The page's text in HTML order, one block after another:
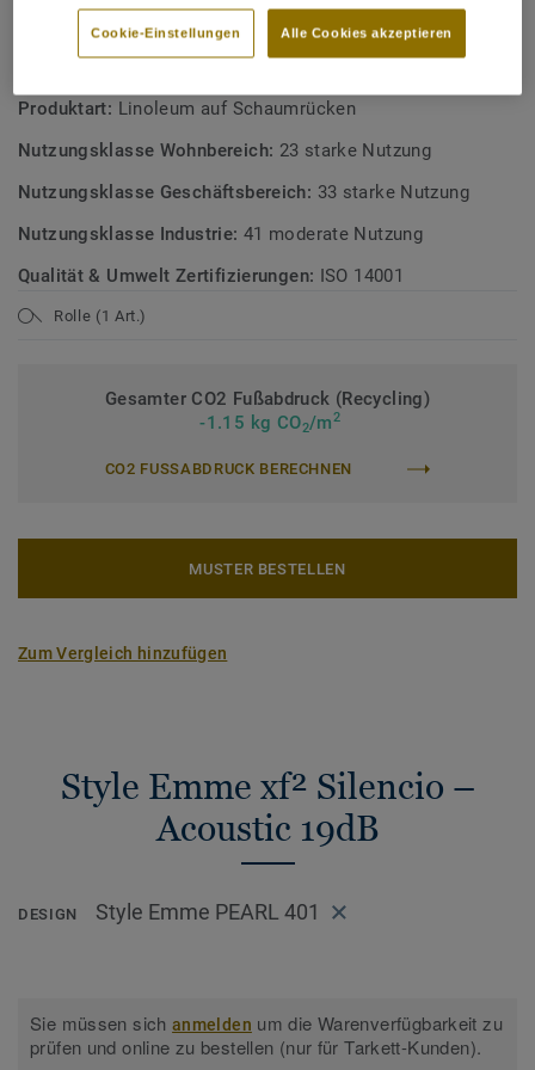
Österreichisches Umweltzeichen
Produktart: Linoleum auf Schaumrücken
Nutzungsklasse Wohnbereich: 23 starke Nutzung
Nutzungsklasse Geschäftsbereich: 33 starke Nutzung
Nutzungsklasse Industrie: 41 moderate Nutzung
Qualität & Umwelt Zertifizierungen: ISO 14001
Rolle (1 Art.)
Gesamter CO2 Fußabdruck (Recycling)
-1.15 kg CO2/m2
CO2 FUSSABDRUCK BERECHNEN
MUSTER BESTELLEN
Zum Vergleich hinzufügen
Style Emme xf² Silencio –
Acoustic 19dB
DESIGN Style Emme PEARL 401
Sie müssen sichanmelden um die Warenverfügbarkeit zu
prüfen und online zu bestellen (nur für Tarkett-Kunden).
Alle Cookies akzeptieren
Cookie-Einstellungen